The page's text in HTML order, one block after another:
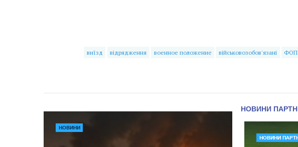
виїзд відрядження военное положение військовозобов'язані ФОП
НОВИНИ